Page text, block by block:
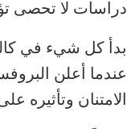
دراسات لا تحصى
بدأ كل شيء في
عندما أعلن
الامتنان وتأثيره